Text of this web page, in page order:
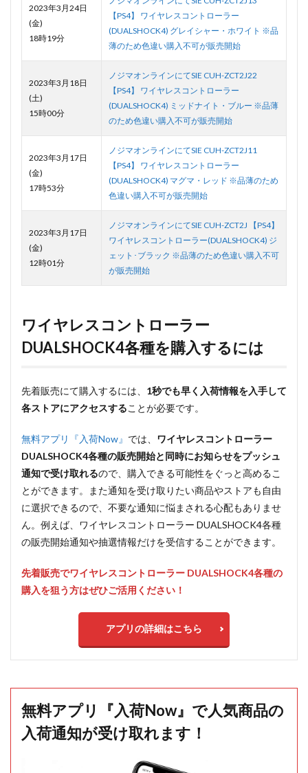
2023年3月24日
(金)
18時19分
【PS4】 ワイヤレスコントローラー
(DUALSHOCK4) グレイシャー・ホワイト ※品
薄のため色違い購入不可が販売開始
2023年3月18日
(土)
15時00分
ノジマオンラインにてSIE CUH-ZCT2J22
【PS4】 ワイヤレスコントローラー
(DUALSHOCK4) ミッドナイト・ブルー ※品薄
のため色違い購入不可が販売開始
2023年3月17日
(金)
17時53分
ノジマオンラインにてSIE CUH-ZCT2J11
【PS4】 ワイヤレスコントローラー
(DUALSHOCK4) マグマ・レッド ※品薄のため
色違い購入不可が販売開始
2023年3月17日
(金)
12時01分
ノジマオンラインにてSIE CUH-ZCT2J 【PS4】
ワイヤレスコントローラー(DUALSHOCK4) ジ
ェット･ブラック ※品薄のため色違い購入不可
が販売開始
ワイヤレスコントローラー
DUALSHOCK4各種を購入するには
先着販売にて購入するには、 1秒でも早く入荷情報を入手して
各ストアにアクセスすることが必要です。
無料アプリ『入荷Now』 では、 ワイヤレスコントローラー
DUALSHOCK4各種の販売開始と同時にお知らせをプッシュ
通知で受け取れるので、購入できる可能性をぐっと高めるこ
とができます。また通知を受け取りたい商品やストアも自由
に選択できるので、不要な通知に悩まされる心配もありませ
ん。例えば、ワイヤレスコントローラー DUALSHOCK4各種
の販売開始通知や抽選情報だけを受信することができます。
先着販売でワイヤレスコントローラー DUALSHOCK4各種の
購入を狙う方はぜひご活用ください！
アプリの詳細はこちら
無料アプリ『入荷Now』で人気商品の
入荷通知が受け取れます！